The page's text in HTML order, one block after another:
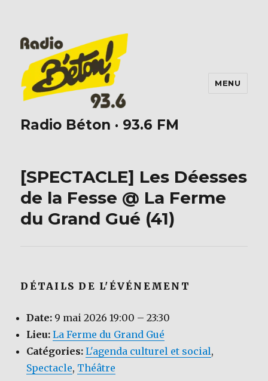
Radio Béton · 93.6 FM
MENU
[SPECTACLE] Les Déesses
de la Fesse @ La Ferme
du Grand Gué (41)
DÉTAILS DE L'ÉVÉNEMENT
Date: 9 mai 2026 19:00 –23:30
Lieu: La Ferme du Grand Gué
Catégories: L'agenda culturel et social,
Spectacle, Théâtre